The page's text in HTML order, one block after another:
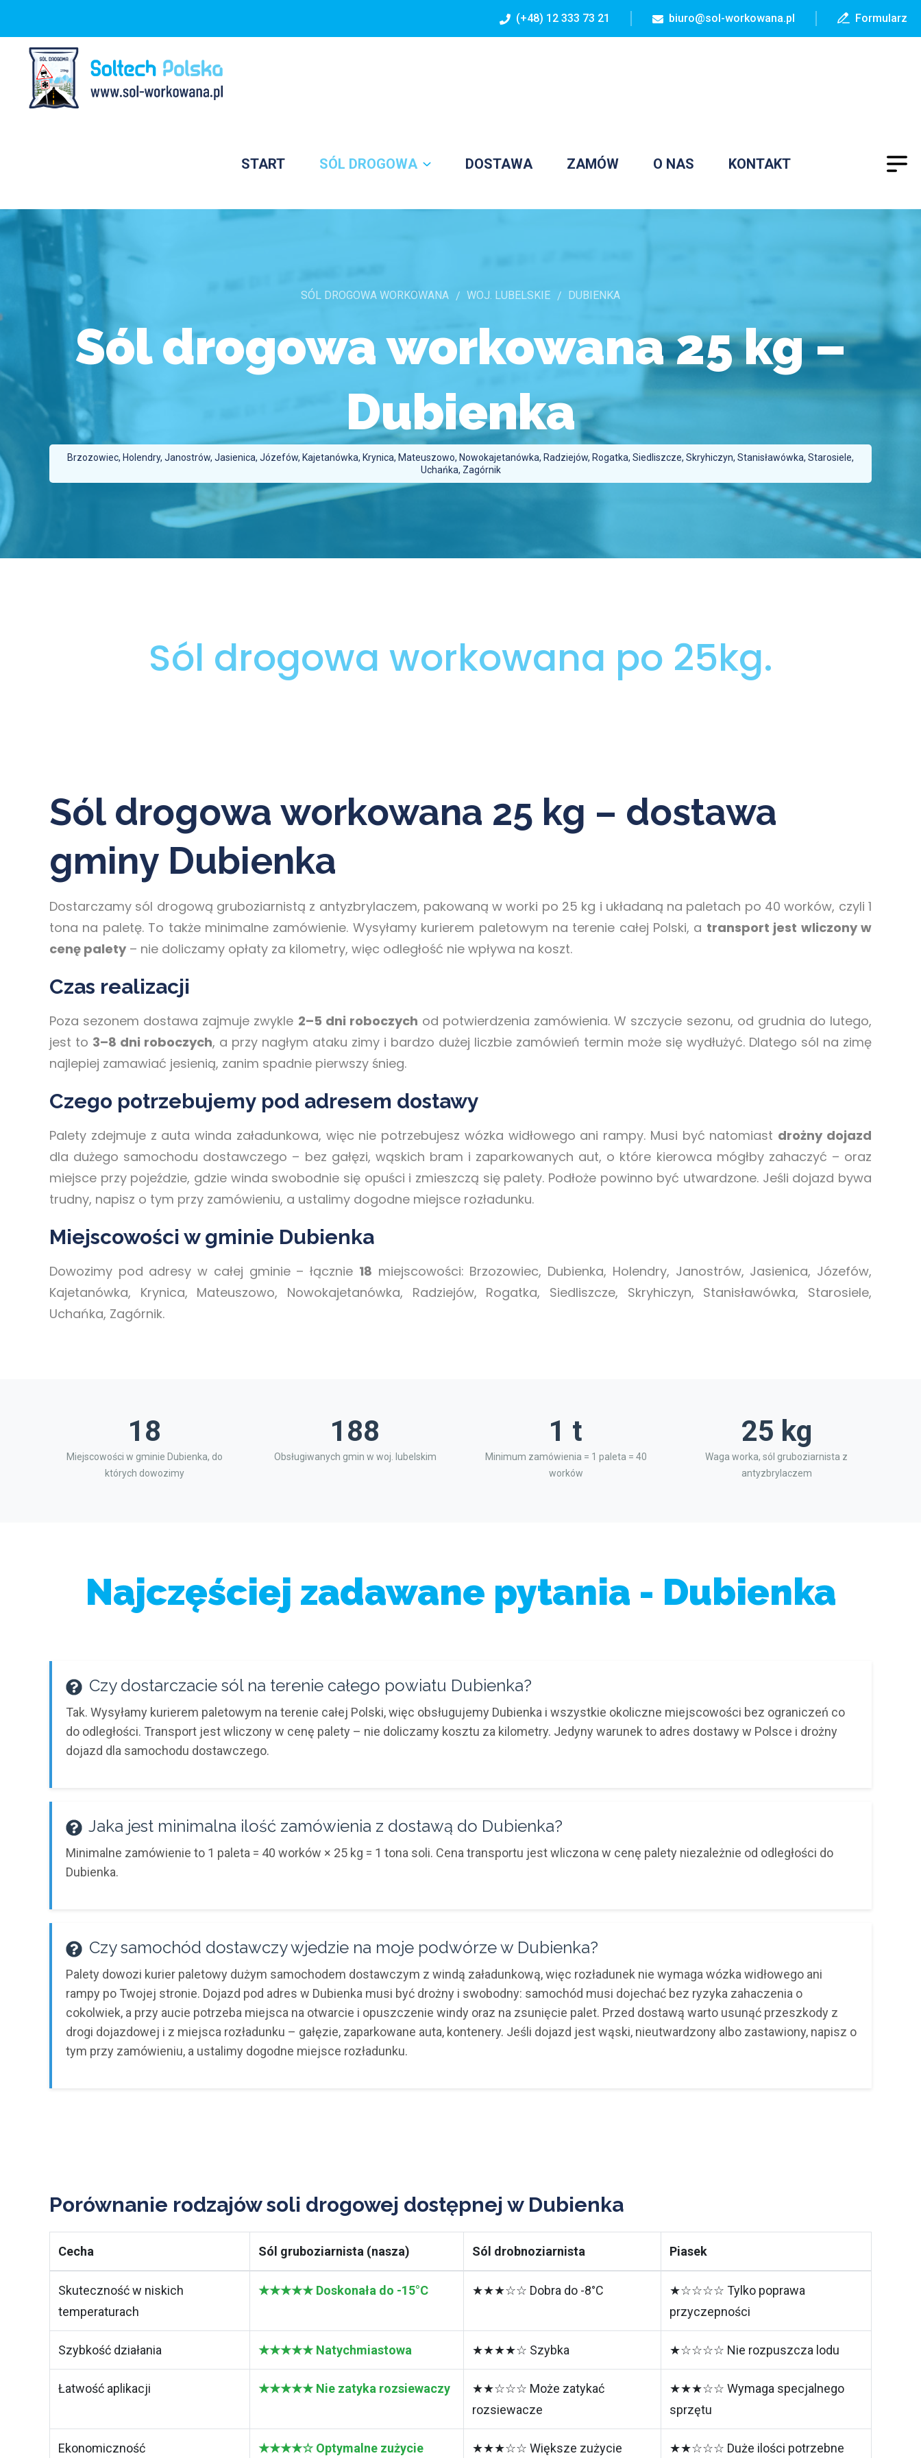
(+48) 12 333 73 21 biuro@sol-workowana.pl Formularz
START SÓL DROGOWA DOSTAWA ZAMÓW O NAS KONTAKT
SÓL DROGOWA WORKOWANA WOJ. LUBELSKIE DUBIENKA
Sól drogowa workowana 25 kg –
Dubienka
Brzozowiec, Holendry, Janostrów, Jasienica, Józefów, Kajetanówka, Krynica, Mateuszowo, Nowokajetanówka, Radziejów, Rogatka, Siedliszcze, Skryhiczyn, Stanisławówka, Starosiele,
Uchańka, Zagórnik
Sól drogowa workowana po 25kg.
Sól drogowa workowana 25 kg – dostawa
gminy Dubienka
Dostarczamy sól drogową gruboziarnistą z antyzbrylaczem, pakowaną w worki po 25 kg i układaną na paletach po 40 worków, czyli 1
tona na paletę. To także minimalne zamówienie. Wysyłamy kurierem paletowym na terenie całej Polski, a transport jest wliczony w
cenę palety – nie doliczamy opłaty za kilometry, więc odległość nie wpływa na koszt.
Czas realizacji
Poza sezonem dostawa zajmuje zwykle 2–5 dni roboczych od potwierdzenia zamówienia. W szczycie sezonu, od grudnia do lutego,
jest to 3–8 dni roboczych, a przy nagłym ataku zimy i bardzo dużej liczbie zamówień termin może się wydłużyć. Dlatego sól na zimę
najlepiej zamawiać jesienią, zanim spadnie pierwszy śnieg.
Czego potrzebujemy pod adresem dostawy
Palety zdejmuje z auta winda załadunkowa, więc nie potrzebujesz wózka widłowego ani rampy. Musi być natomiast drożny dojazd
dla dużego samochodu dostawczego – bez gałęzi, wąskich bram i zaparkowanych aut, o które kierowca mógłby zahaczyć – oraz
miejsce przy pojeździe, gdzie winda swobodnie się opuści i zmieszczą się palety. Podłoże powinno być utwardzone. Jeśli dojazd bywa
trudny, napisz o tym przy zamówieniu, a ustalimy dogodne miejsce rozładunku.
Miejscowości w gminie Dubienka
Dowozimy pod adresy w całej gminie – łącznie 18 miejscowości: Brzozowiec, Dubienka, Holendry, Janostrów, Jasienica, Józefów,
Kajetanówka, Krynica, Mateuszowo, Nowokajetanówka, Radziejów, Rogatka, Siedliszcze, Skryhiczyn, Stanisławówka, Starosiele,
Uchańka, Zagórnik.
18
Miejscowości w gminie Dubienka, do
których dowozimy
188
Obsługiwanych gmin w woj. lubelskim
1 t
Minimum zamówienia = 1 paleta = 40
worków
25 kg
Waga worka, sól gruboziarnista z
antyzbrylaczem
Najczęściej zadawane pytania - Dubienka
Czy dostarczacie sól na terenie całego powiatu Dubienka?
Tak. Wysyłamy kurierem paletowym na terenie całej Polski, więc obsługujemy Dubienka i wszystkie okoliczne miejscowości bez ograniczeń co
do odległości. Transport jest wliczony w cenę palety – nie doliczamy kosztu za kilometry. Jedyny warunek to adres dostawy w Polsce i drożny
dojazd dla samochodu dostawczego.
Jaka jest minimalna ilość zamówienia z dostawą do Dubienka?
Minimalne zamówienie to 1 paleta = 40 worków × 25 kg = 1 tona soli. Cena transportu jest wliczona w cenę palety niezależnie od odległości do
Dubienka.
Czy samochód dostawczy wjedzie na moje podwórze w Dubienka?
Palety dowozi kurier paletowy dużym samochodem dostawczym z windą załadunkową, więc rozładunek nie wymaga wózka widłowego ani
rampy po Twojej stronie. Dojazd pod adres w Dubienka musi być drożny i swobodny: samochód musi dojechać bez ryzyka zahaczenia o
cokolwiek, a przy aucie potrzeba miejsca na otwarcie i opuszczenie windy oraz na zsunięcie palet. Przed dostawą warto usunąć przeszkody z
drogi dojazdowej i z miejsca rozładunku – gałęzie, zaparkowane auta, kontenery. Jeśli dojazd jest wąski, nieutwardzony albo zastawiony, napisz o
tym przy zamówieniu, a ustalimy dogodne miejsce rozładunku.
Porównanie rodzajów soli drogowej dostępnej w Dubienka
Cecha Sól gruboziarnista (nasza) Sól drobnoziarnista Piasek
Skuteczność w niskich
temperaturach
★★★★★ Doskonała do -15°C ★★★☆☆ Dobra do -8°C
★☆☆☆☆ Tylko poprawa
przyczepności
Szybkość działania ★★★★★ Natychmiastowa ★★★★☆ Szybka ★☆☆☆☆ Nie rozpuszcza lodu
Łatwość aplikacji ★★★★★ Nie zatyka rozsiewaczy
★★☆☆☆ Może zatykać
rozsiewacze
★★★☆☆ Wymaga specjalnego
sprzętu
Ekonomiczność ★★★★☆ Optymalne zużycie ★★★☆☆ Większe zużycie ★★☆☆☆ Duże ilości potrzebne